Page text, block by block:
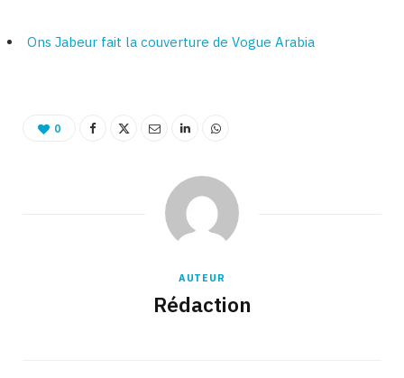
Ons Jabeur fait la couverture de Vogue Arabia
0
AUTEUR
Rédaction